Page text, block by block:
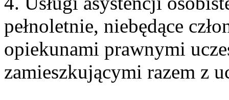
pełnoletnie, niebędące
opiekunami prawnymi
zamieszkującymi razem z